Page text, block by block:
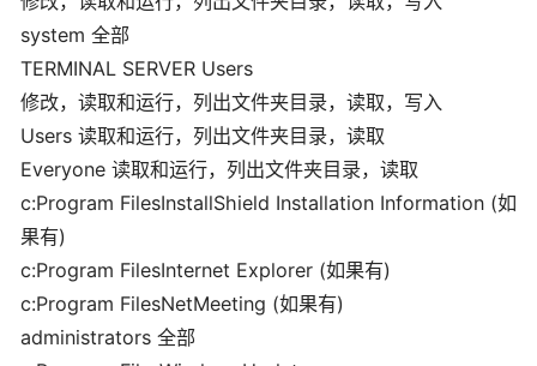
system 全部
TERMINAL SERVER Users
修改，读取和运行，列出文件夹目录，读取，写入
Users 读取和运行，列出文件夹目录，读取
Everyone 读取和运行，列出文件夹目录，读取
c:Program FilesInstallShield Installation Information (如
果有)
c:Program FilesInternet Explorer (如果有)
c:Program FilesNetMeeting (如果有)
administrators 全部